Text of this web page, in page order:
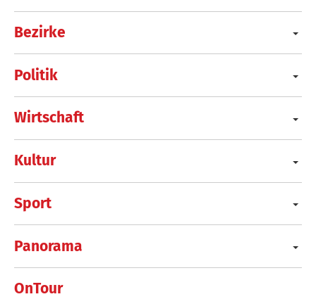
Bezirke
Politik
Wirtschaft
Kultur
Sport
Panorama
OnTour